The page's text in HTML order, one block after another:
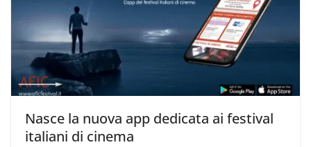
Nasce la nuova app dedicata ai festival
italiani di cinema